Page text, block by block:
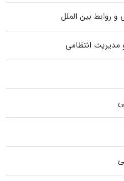
روابط بین الملل
مدیریت انتظامی